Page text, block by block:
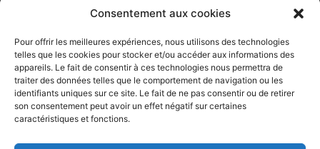
Consentement aux cookies
Pour offrir les meilleures expériences, nous utilisons des technologies
telles que les cookies pour stocker et/ou accéder aux informations des
appareils. Le fait de consentir à ces technologies nous permettra de
traiter des données telles que le comportement de navigation ou les
identifiants uniques sur ce site. Le fait de ne pas consentir ou de retirer
son consentement peut avoir un effet négatif sur certaines
caractéristiques et fonctions.
©2026- Réseau Cocagne -Site web réalisé par Ethicweb
Mentions légales